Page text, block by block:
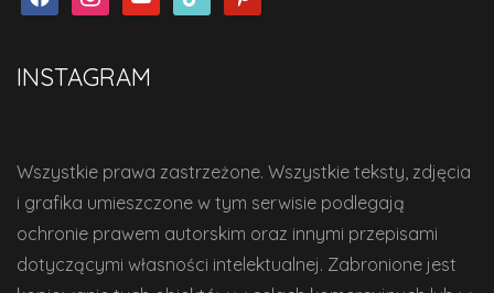
INSTAGRAM
Wszystkie prawa zastrzeżone. Wszystkie teksty, zdjęcia
i grafika umieszczone w tym serwisie podlegają
ochronie prawem autorskim oraz innymi przepisami
dotyczącymi własności intelektualnej. Zabronione jest